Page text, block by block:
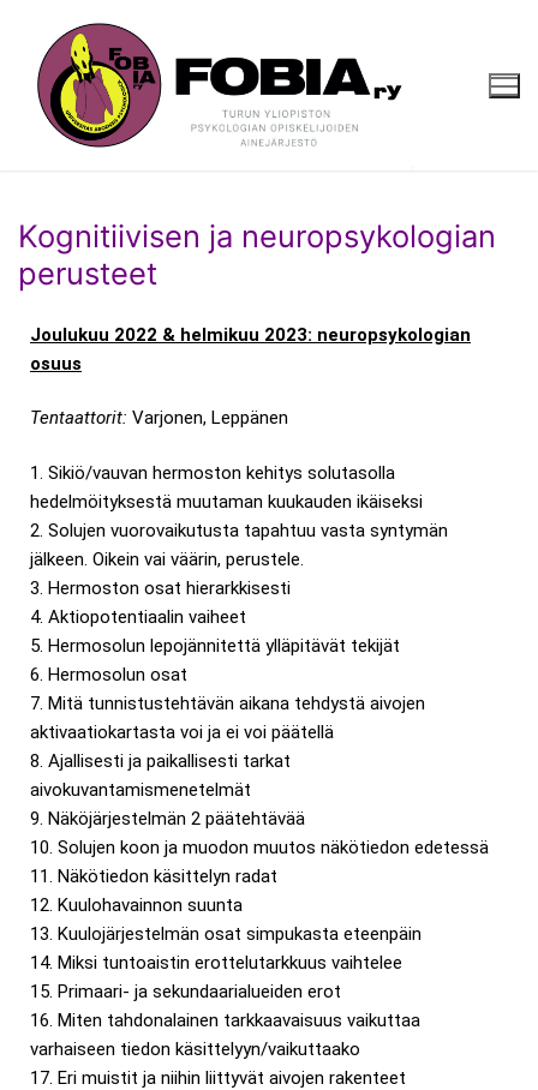
Kognitiivisen ja neuropsykologian
perusteet
Joulukuu 2022 & helmikuu 2023: neuropsykologian
osuus
Tentaattorit: Varjonen, Leppänen
1. Sikiö/vauvan hermoston kehitys solutasolla
hedelmöityksestä muutaman kuukauden ikäiseksi
2. Solujen vuorovaikutusta tapahtuu vasta syntymän
jälkeen. Oikein vai väärin, perustele.
3. Hermoston osat hierarkkisesti
4. Aktiopotentiaalin vaiheet
5. Hermosolun lepojännitettä ylläpitävät tekijät
6. Hermosolun osat
7. Mitä tunnistustehtävän aikana tehdystä aivojen
aktivaatiokartasta voi ja ei voi päätellä
8. Ajallisesti ja paikallisesti tarkat
aivokuvantamismenetelmät
9. Näköjärjestelmän 2 päätehtävää
10. Solujen koon ja muodon muutos näkötiedon edetessä
11. Näkötiedon käsittelyn radat
12. Kuulohavainnon suunta
13. Kuulojärjestelmän osat simpukasta eteenpäin
14. Miksi tuntoaistin erottelutarkkuus vaihtelee
15. Primaari- ja sekundaarialueiden erot
16. Miten tahdonalainen tarkkaavaisuus vaikuttaa
varhaiseen tiedon käsittelyyn/vaikuttaako
17. Eri muistit ja niihin liittyvät aivojen rakenteet